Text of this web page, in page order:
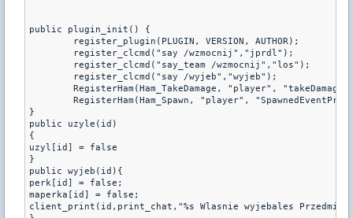
public plugin_init() {
}
public uzyle(id)
{
uzyl[id] = false
}
public wyjeb(id){
perk[id] = false;
maperka[id] = false;
client_print(id,print_chat,"%s Wlasnie wyjebales Przedmiot",